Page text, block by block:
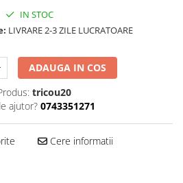
IN STOC
LIVRARE 2-3 ZILE LUCRATOARE
ADAUGA IN COS
tricou20
ajutor? 0743351271
Cere informatii